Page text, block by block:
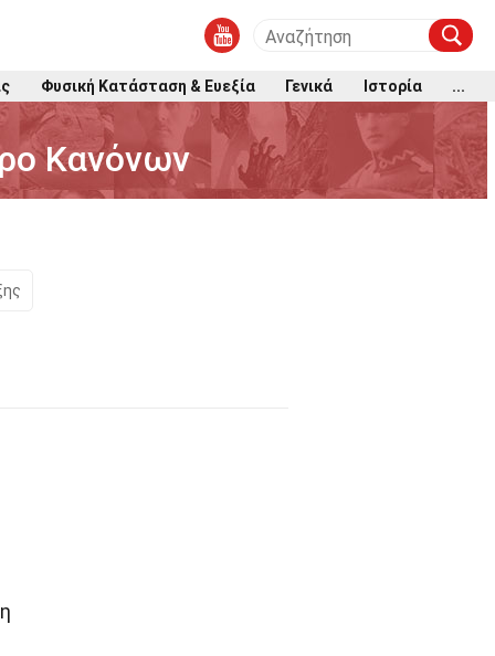
Φυσική Κατάσταση & Ευεξία Γενικά Ιστορία
...
Κανόνων